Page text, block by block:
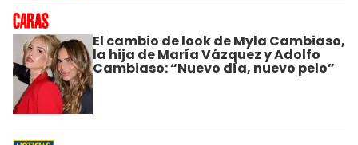
El cambio de look de Myla Cambiaso,
la hija de María Vázquez y Adolfo
Cambiaso: “Nuevo día, nuevo pelo”